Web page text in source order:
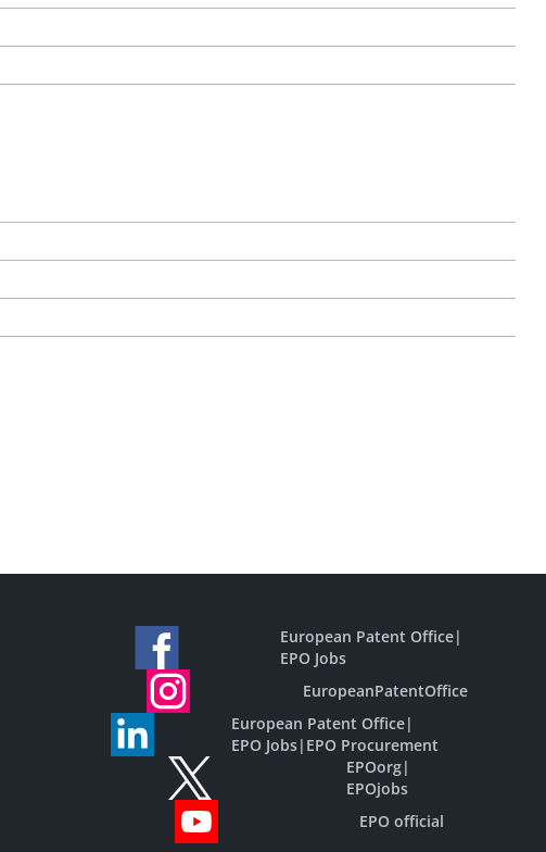
European Patent Office|
EPO Jobs
EuropeanPatentOffice
European Patent Office|
EPO Jobs| EPO Procurement
EPOorg|
EPOjobs
EPO official